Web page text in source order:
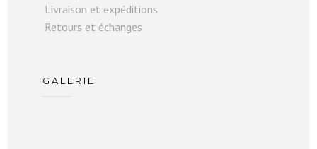
Livraison et expéditions
Retours et échanges
GALERIE